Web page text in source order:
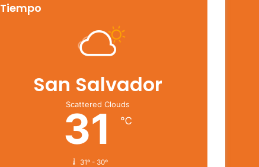
Tiempo
San Salvador
Scattered Clouds
31 ℃
31º - 30º